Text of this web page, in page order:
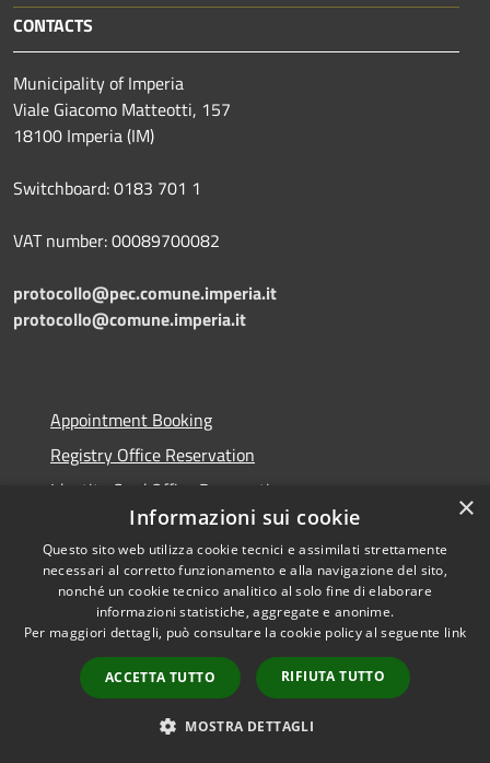
CONTACTS
Municipality of Imperia
Viale Giacomo Matteotti, 157
18100 Imperia (IM)
Switchboard: 0183 701 1
VAT number: 00089700082
protocollo@pec.comune.imperia.it
protocollo@comune.imperia.it
Appointment Booking
Registry Office Reservation
Identity Card Office Reservation
Reporting a fault
Opening hours of the Municipal Offices to the public
Read the FAQ
Transparent administration
Public Notice Board
×
Informazioni sui cookie
Questo sito web utilizza cookie tecnici e assimilati strettamente
necessari al corretto funzionamento e alla navigazione del sito,
nonché un cookie tecnico analitico al solo fine di elaborare
informazioni statistiche, aggregate e anonime.
Per maggiori dettagli, può consultare la cookie policy al seguente link
ACCETTA TUTTO RIFIUTA TUTTO
MOSTRA DETTAGLI